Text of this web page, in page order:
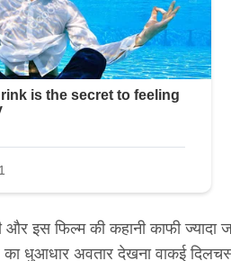
इस फिल्म की कहानी काफी ज्यादा
धुआधार अवतार देखना वाकई